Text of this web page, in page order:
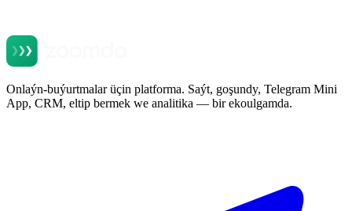
Onlaýn-buýurtmalar üçin platforma. Saýt, goşundy, Telegram Mini
App, CRM, eltip bermek we analitika — bir ekoulgamda.